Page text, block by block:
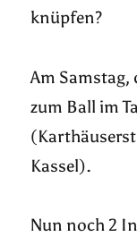
knüpfen?
Am
zum Ball im
Kassel).
Nun noch 2